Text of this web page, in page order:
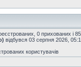
0 прихованих і
відбувся 03 серпня 2026,
користувачів